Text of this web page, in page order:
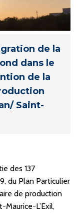
de la
dans le
de la
Saint-
des 137
du Plan Particulier
de production
L’Exil,